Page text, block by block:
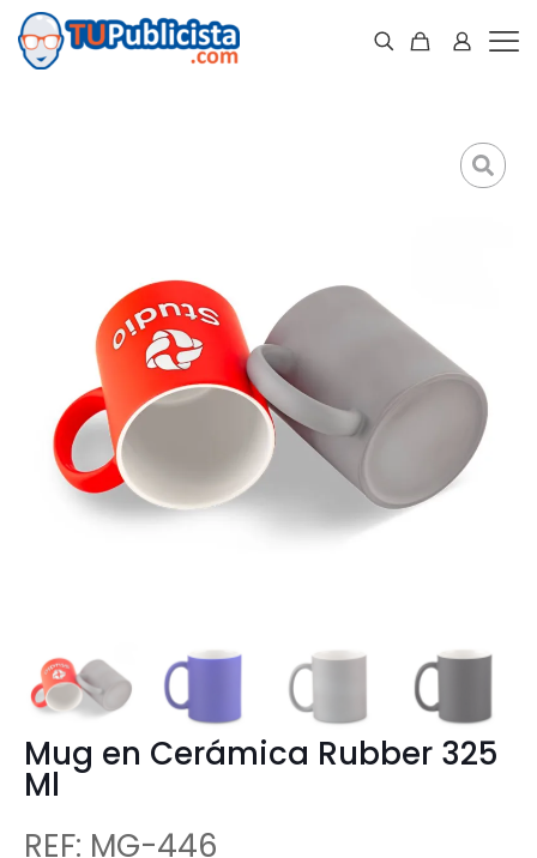
Mug en Cerámica Rubber 325
Ml
REF: MG-446